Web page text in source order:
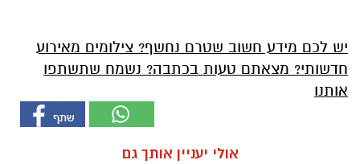
יש לכם מידע חשוב שטרם נחשף? צילומים מאירוע
חדשותי? מצאתם טעות בכתבה? נשמח שתשתפו
אותנו
אולי יעניין אותך גם